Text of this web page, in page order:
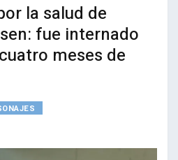
la salud de
fue internado
meses de